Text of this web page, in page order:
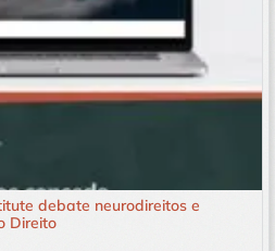
debate neurodireitos e
Direito